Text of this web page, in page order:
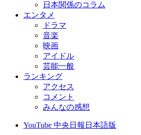
日本関係のコラム
エンタメ
ドラマ
音楽
映画
アイドル
芸能一般
ランキング
アクセス
コメント
みんなの感想
YouTube 中央日報日本語版